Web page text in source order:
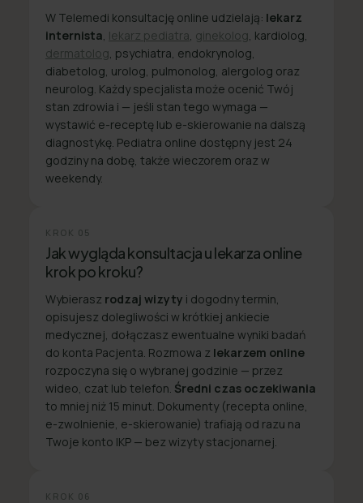
W Telemedi konsultację online udzielają: lekarz
internista lekarz pediatra ginekolog , kardiolog,
dermatolog , psychiatra, endokrynolog,
diabetolog, urolog, pulmonolog, alergolog oraz
neurolog. Każdy specjalista może ocenić Twój
stan zdrowia i — jeśli stan tego wymaga —
wystawić e-receptę lub e-skierowanie na dalszą
diagnostykę. Pediatra online dostępny jest 24
godziny na dobę, także wieczorem oraz w
weekendy.
KROK 05
Jak wygląda konsultacja u lekarza online
krok po kroku?
Wybierasz rodzaj wizyty i dogodny termin,
opisujesz dolegliwości w krótkiej ankiecie
medycznej, dołączasz ewentualne wyniki badań
do konta Pacjenta. Rozmowa z lekarzem online
rozpoczyna się o wybranej godzinie — przez
wideo, czat lub telefon. Średni czas oczekiwania
to mniej niż 15 minut. Dokumenty (recepta online,
e-zwolnienie, e-skierowanie) trafiają od razu na
Twoje konto IKP — bez wizyty stacjonarnej.
KROK 06